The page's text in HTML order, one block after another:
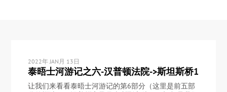
2022年 JAN月 13日
泰晤士河游记之六-汉普顿法院->斯坦斯桥1
让我们来看看泰晤士河游记的第6部分（这里是前五部